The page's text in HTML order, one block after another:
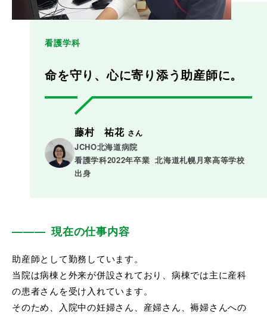
看護学科
命を守り、心に寄り添う助産師に。
藤村 祐花 さん
JCHO北海道病院
看護学科2022年卒業  北海道札幌月寒高等学校
出身
現在の仕事内容
助産師として勤務しています。
当院は病棟と外来が併設されており、病棟では主に産科
の患者さんを受け入れています。
そのため、入院中の妊婦さん、産婦さん、褥婦さんへの